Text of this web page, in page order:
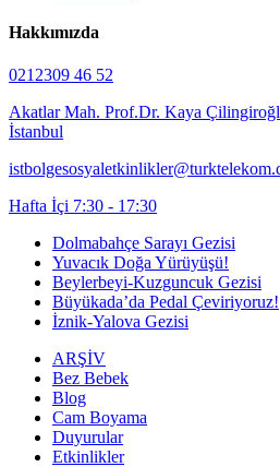
Hakkımızda
0212309 46 52
Akatlar Mah. Prof.Dr. Kaya
İstanbul
Hafta İçi 7:30 - 17:30
Dolmabahçe Sarayı Gezisi
Yuvacık Doğa Yürüyüşü!
Beylerbeyi-Kuzguncuk Gezisi
Büyükada’da Pedal Çeviriyoruz!
İznik-Yalova Gezisi
ARŞİV
Bez Bebek
Blog
Cam Boyama
Duyurular
Etkinlikler